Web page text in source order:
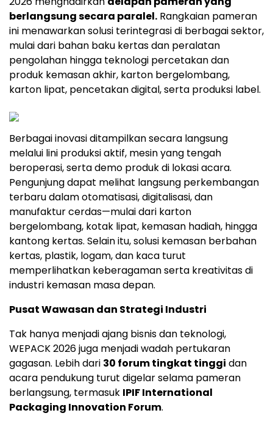
berlangsung secara paralel. Rangkaian pameran
ini menawarkan solusi terintegrasi di berbagai sektor,
mulai dari bahan baku kertas dan peralatan
pengolahan hingga teknologi percetakan dan
produk kemasan akhir, karton bergelombang,
karton lipat, pencetakan digital, serta produksi label.
Berbagai inovasi ditampilkan secara langsung
melalui lini produksi aktif, mesin yang tengah
beroperasi, serta demo produk di lokasi acara.
Pengunjung dapat melihat langsung perkembangan
terbaru dalam otomatisasi, digitalisasi, dan
manufaktur cerdas—mulai dari karton
bergelombang, kotak lipat, kemasan hadiah, hingga
kantong kertas. Selain itu, solusi kemasan berbahan
kertas, plastik, logam, dan kaca turut
memperlihatkan keberagaman serta kreativitas di
industri kemasan masa depan.
Pusat Wawasan dan Strategi Industri
Tak hanya menjadi ajang bisnis dan teknologi,
WEPACK 2026 juga menjadi wadah pertukaran
gagasan. Lebih dari 30 forum tingkat tinggi dan
acara pendukung turut digelar selama pameran
berlangsung, termasuk IPIF International
Packaging Innovation Forum.